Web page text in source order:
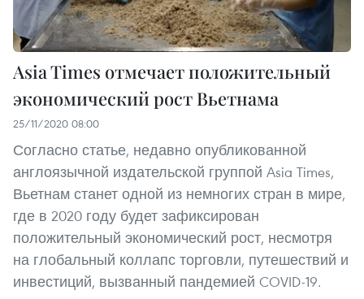
Asia Times отмечает положительный
экономический рост Вьетнама
25/11/2020 08:00
Согласно статье, недавно опубликованной
англоязычной издательской группой Asia Times,
Вьетнам станет одной из немногих стран в мире,
где в 2020 году будет зафиксирован
положительный экономический рост, несмотря
на глобальный коллапс торговли, путешествий и
инвестиций, вызванный пандемией COVID-19.